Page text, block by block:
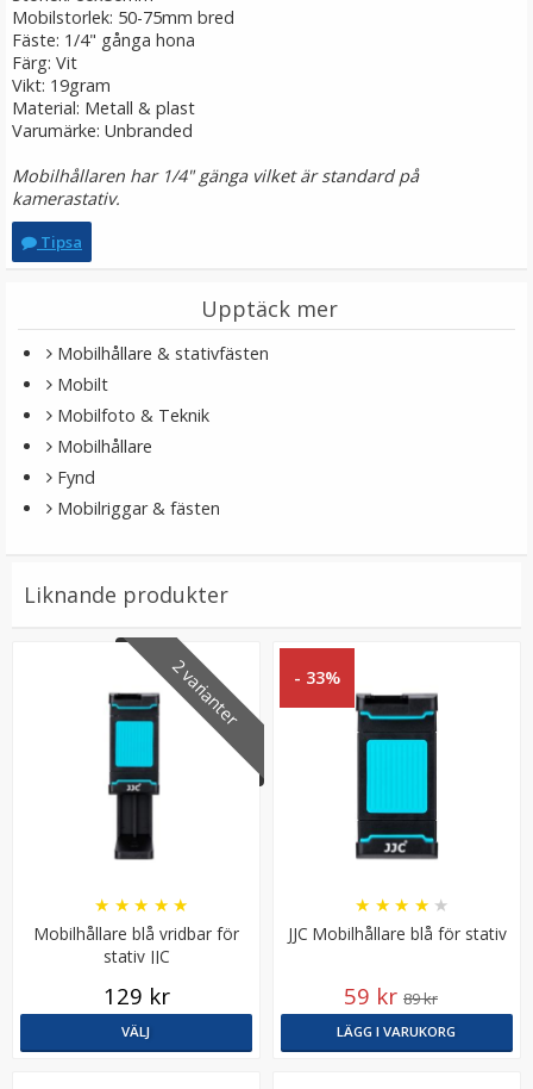
JJC MSA-11 Adapter - Universal blixtsko till 1/4" hane
LÄGG I VARUKORG
Mobilstorlek: 50-75mm bred
Fäste: 1/4" gånga hona
Färg: Vit
Vikt: 19gram
Material: Metall & plast
Varumärke: Unbranded
Mobilhållaren har 1/4" gänga vilket är standard på
kamerastativ.
Tipsa
Upptäck mer
Mobilhållare & stativfästen
Mobilt
Mobilfoto & Teknik
Mobilhållare
Fynd
Mobilriggar & fästen
Liknande produkter
2 varianter
Mobilhållare blå vridbar för
stativ JJC
★ ★ ★ ★ ★
129 kr
VÄLJ
- 33%
JJC Mobilhållare blå för stativ
★ ★ ★ ★ ★
59 kr 89 kr
LÄGG I VARUKORG